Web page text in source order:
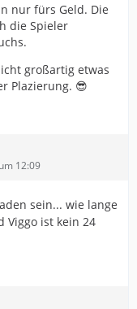
nur fürs Geld. Die
die Spieler
großartig etwas
Plazierung. 😎
12:09
sein... wie lange
Viggo ist kein 24